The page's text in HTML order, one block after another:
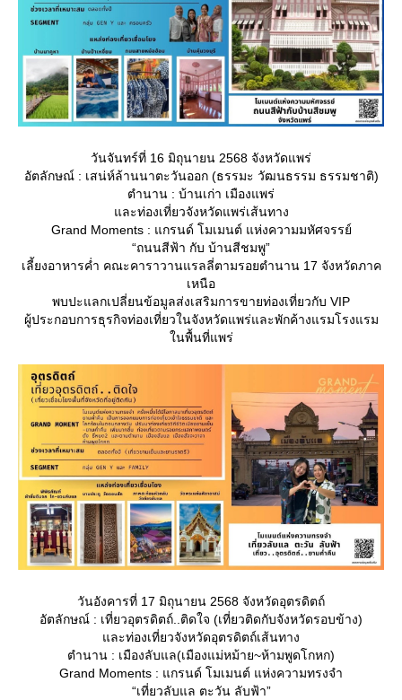
วันจันทร์ที่ 16 มิถุนายน 2568 จังหวัดแพร่
อัตลักษณ์ : เสน่ห์ล้านนาตะวันออก (ธรรมะ วัฒนธรรม ธรรมชาติ)
ตำนาน : บ้านเก่า เมืองแพร่
ละท่องเที่ยวจังหวัดแพร่เส้นทาง
Grand Moments : แกรนด์ โมเมนต์ แห่งความมหัศจรรย์
“ถนนสีฟ้า กับ บ้านสีชมพู”
เลี้ยงอาหารค่ำ คณะคาราวานแรลลี่ตามรอยตำนาน 17 จังหวัดภาค
เหนือ
พบปะแลกเปลี่ยนข้อมูลส่งเสริมการขายท่องเที่ยวกับ VIP
ผู้ประกอบการธุรกิจท่องเที่ยวในจังหวัดแพร่และพักค้างแรมโรงแรม
นพื้นที่แพร่
วันอังคารที่ 17 มิถุนายน 2568 จังหวัดอุตรดิตถ์
อัตลักษณ์ : เที่ยวอุตรดิตถ์..ติดใจ (เที่ยวติดกับจังหวัดรอบข้าง)
ละท่องเที่ยวจังหวัดอุตรดิตถ์เส้นทาง
ตำนาน : เมืองลับแล(เมืองแม่หม้าย~ห้ามพูดโกหก)
Grand Moments : แกรนด์ โมเมนต์ แห่งความทรงจำ
“เที่ยวลับแล ตะวัน ลับฟ้า”